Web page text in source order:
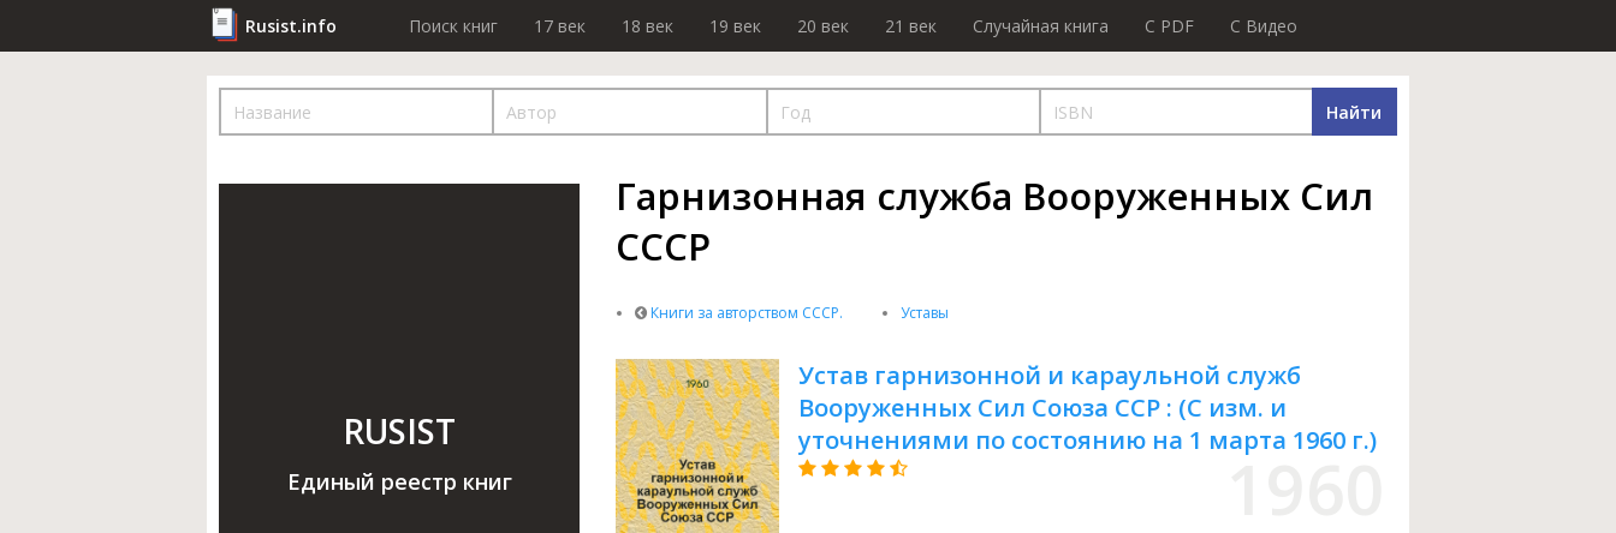
Rusist.info Поиск книг 17 век 18 век 19 век 20 век 21 век Случайная книга C PDF C Видео
Найти
RUSIST
Единый реестр книг
Гарнизонная служба Вооруженных Сил
СССР
Книги за авторством СССР. Уставы
Устав гарнизонной и караульной служб
Вооруженных Сил Союза ССР : (С изм. и
уточнениями по состоянию на 1 марта 1960 г.)